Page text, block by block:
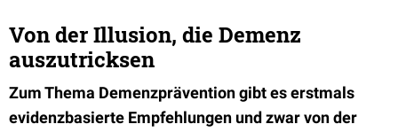
Von der Illusion, die Demenz
auszutricksen
Zum Thema Demenzprävention gibt es erstmals
evidenzbasierte Empfehlungen und zwar von der